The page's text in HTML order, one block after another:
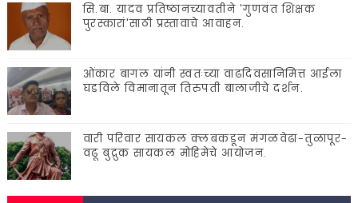
सि.बा. यादव प्रतिष्ठानच्यावतीने 'गुणवंत शिक्षक
पुरस्कारां'साठी प्रस्तावाचे आवाहन.
ओंकार बागल यांनी स्वतःच्या वाढदिवसानिमित्त आईला
घडविले विमानातून तिरुपती बालाजीचे दर्शन.
वारी परिवार सायकल क्लबकडून मंगळवेढा-तुळापूर-
वढू बुद्रुक सायकल मोहिमेचे आयोजन.